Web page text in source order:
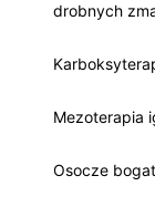
drobnych
Mezoterapia
Osocze